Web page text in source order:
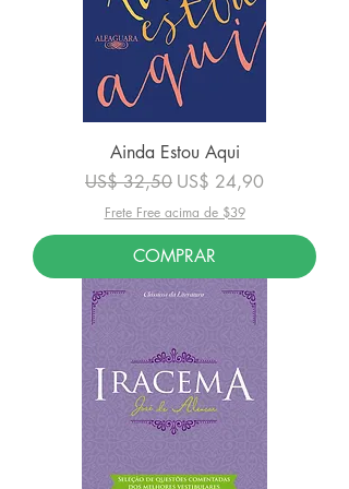
Ainda Estou Aqui
Preço normal
US$ 32,50 Preço promocional
US$ 24,90
Frete Free acima de $39
COMPRAR